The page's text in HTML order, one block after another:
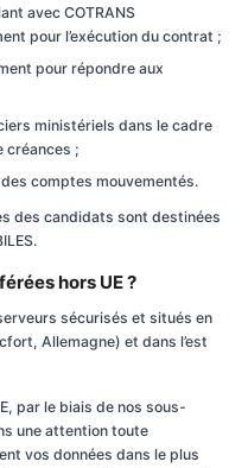
avec COTRANS
pour l’exécution du contrat ;
pour répondre aux
ministériels dans le cadre
créances ;
comptes mouvementés.
des candidats sont destinées
hors UE ?
sécurisés et situés en
Allemagne) et dans l’est
par le biais de nos sous-
une attention toute
vos données dans le plus